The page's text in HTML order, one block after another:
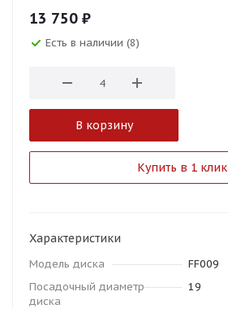
13 750 ₽
Есть в наличии (8)
В корзину
Купить в 1 клик
Характеристики
Модель диска
FF009
Посадочный диаметр
диска
19